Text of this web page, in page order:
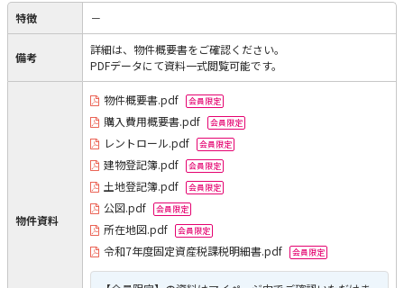
特徴 －
備考
詳細は、物件概要書をご確認ください。
PDFデータにて資料一式閲覧可能です。
物件資料
物件概要書.pdf 会員限定
購入費用概要書.pdf 会員限定
レントロール.pdf 会員限定
建物登記簿.pdf 会員限定
土地登記簿.pdf 会員限定
公図.pdf 会員限定
所在地図.pdf 会員限定
令和7年度固定資産税課税明細書.pdf 会員限定